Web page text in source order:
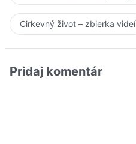
Cirkevný život – zbierka videí
Pridaj komentár